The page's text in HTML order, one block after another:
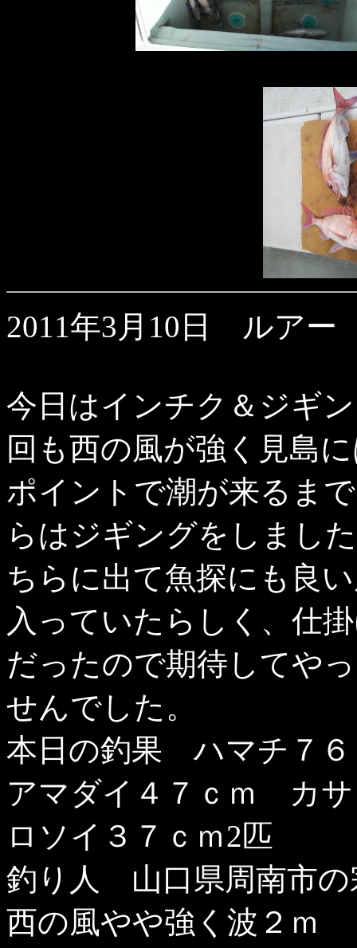
2011年3月10日 ルアー
今日はインチク＆ジギ
回も西の風が強く見島
ポイントで潮が来るま
らはジギングをしまし
ちらに出て魚探にも良
入っていたらしく、仕
だったので期待してや
せんでした。
本日の釣果 ハマチ７
アマダイ４７ｃｍ カ
ロソイ３７ｃｍ2匹
釣り人 山口県周南市の
西の風やや強く波２ｍ